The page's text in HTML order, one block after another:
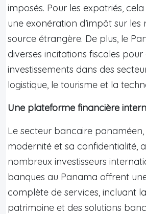
imposés. Pour les expatriés,
une exonération d’impôt sur les
source étrangère. De plus, le
diverses incitations fiscales
investissements dans des
logistique, le tourisme et la
Une plateforme financière
Le secteur bancaire
modernité et sa confidentialité,
nombreux investisseurs
banques au Panama offrent
complète de services, incluant
patrimoine et des solutions